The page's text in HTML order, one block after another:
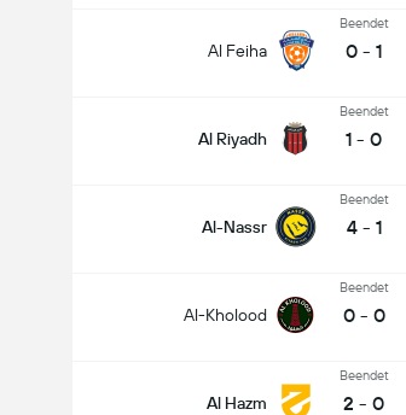
Al Feiha
Beendet
0 - 1
Al Riyadh
Beendet
1 - 0
Al-Nassr
Beendet
4 - 1
Al-Kholood
Beendet
0 - 0
Al Hazm
Beendet
2 - 0